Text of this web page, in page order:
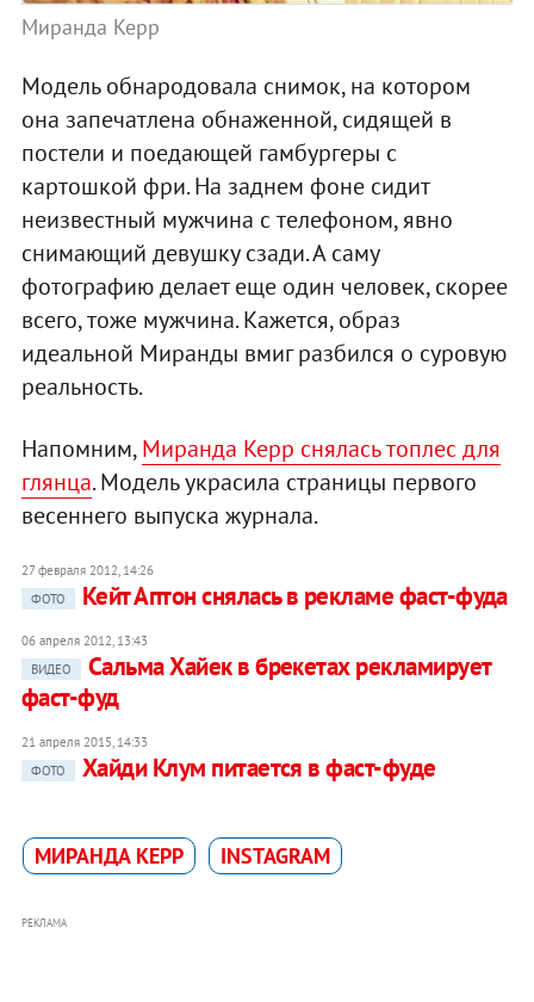
Миранда Керр
Модель обнародовала снимок, на котором
она запечатлена обнаженной, сидящей в
постели и поедающей гамбургеры с
картошкой фри. На заднем фоне сидит
неизвестный мужчина с телефоном, явно
снимающий девушку сзади. А саму
фотографию делает еще один человек, скорее
всего, тоже мужчина. Кажется, образ
идеальной Миранды вмиг разбился о суровую
реальность.
Напомним,Миранда Керр снялась топлес для
глянца. Модель украсила страницы первого
весеннего выпуска журнала.
27 февраля 2012, 14:26
ФОТО
Кейт Аптон снялась в рекламе фаст-фуда
06 апреля 2012, 13:43
ВИДЕО
Сальма Хайек в брекетах рекламирует
фаст-фуд
21 апреля 2015, 14:33
ФОТО
Хайди Клум питается в фаст-фуде
МИРАНДА КЕРР INSTAGRAM
РЕКЛАМА